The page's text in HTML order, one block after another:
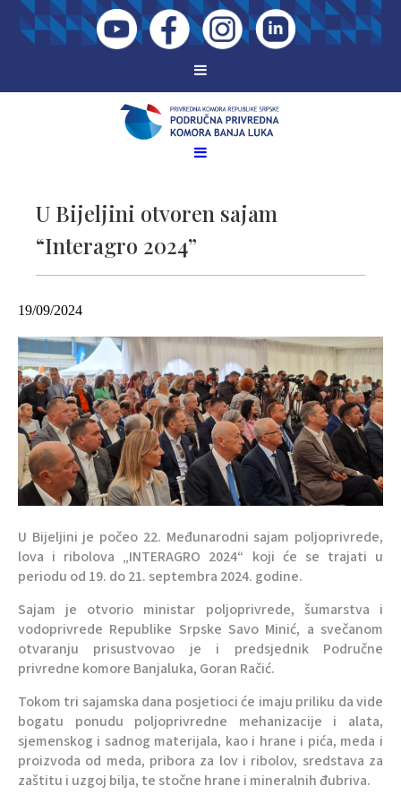
U Bijeljini otvoren sajam
“Interagro 2024”
19/09/2024
U Bijeljini je počeo 22. Međunarodni sajam poljoprivrede,
lova i ribolova „INTERAGRO 2024“ koji će se trajati u
periodu od 19. do 21. septembra 2024. godine.
Sajam je otvorio ministar poljoprivrede, šumarstva i
vodoprivrede Republike Srpske Savo Minić, a svečanom
otvaranju prisustvovao je i predsjednik Područne
privredne komore Banjaluka, Goran Račić.
Tokom tri sajamska dana posjetioci će imaju priliku da vide
bogatu ponudu poljoprivredne mehanizacije i alata,
sjemenskog i sadnog materijala, kao i hrane i pića, meda i
proizvoda od meda, pribora za lov i ribolov, sredstava za
zaštitu i uzgoj bilja, te stočne hrane i mineralnih đubriva.